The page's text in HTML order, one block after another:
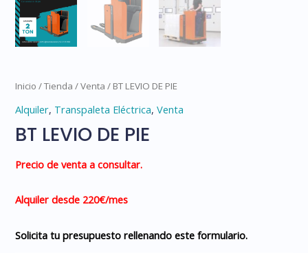
Inicio /Tienda /Venta / BT LEVIO DE PIE
Alquiler, Transpaleta Eléctrica,Venta
BT LEVIO DE PIE
Precio de venta a consultar.
Alquiler desde 220€/mes
Solicita tu presupuesto rellenando este formulario.